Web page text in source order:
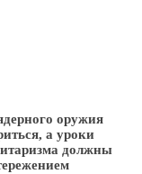
оружия
а уроки
должны